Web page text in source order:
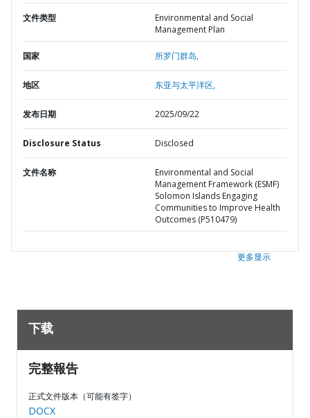
文件类型
Environmental and Social
Management Plan
国家 所罗门群岛,
地区 东亚与太平洋区,
发布日期 2025/09/22
Disclosure Status Disclosed
文件名称
Environmental and Social
Management Framework (ESMF)
Solomon Islands Engaging
Communities to Improve Health
Outcomes (P510479)
更多显示
下载
完整報告
正式文件版本（可能有签字）
DOCX